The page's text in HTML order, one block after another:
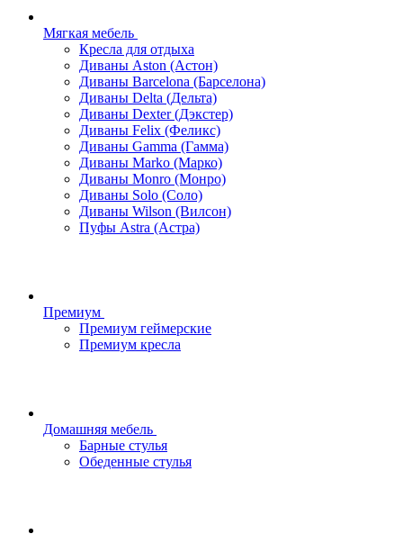
Мягкая мебель
Кресла для отдыха
Диваны Aston (Астон)
Диваны Barcelona (Барселона)
Диваны Delta (Дельта)
Диваны Dexter (Дэкстер)
Диваны Felix (Феликс)
Диваны Gamma (Гамма)
Диваны Marko (Марко)
Диваны Monro (Монро)
Диваны Solo (Соло)
Диваны Wilson (Вилсон)
Пуфы Astra (Астра)
Премиум
Премиум геймерские
Премиум кресла
Домашняя мебель
Барные стулья
Обеденные стулья